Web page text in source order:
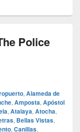
Police
, Alameda de
, Amposta, Apóstol
, Atalaya, Atocha,
, Bellas Vistas,
, Canillas,